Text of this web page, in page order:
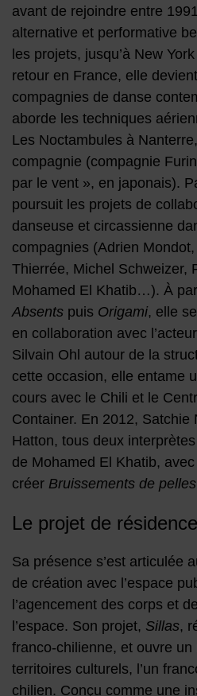
avant de rejoindre entre
alternative et performative
les projets, jusqu’à New
retour en France, elle
compagnies de danse
aborde les techniques
Les Noctambules à
compagnie (compagnie
par le vent », en japonais).
poursuit les projets de
danseuse et circassienne
compagnies (Adrien
Thierrée, Michel Schweizer,
Mohamed El Khatib…). À
Absents puis Origami, elle
en collaboration avec
Silvain Ohl autour de la
cette occasion, elle entame
cours avec le Chili et le
Container. En 2012, Satchie
Hatton, tous deux
de Mohamed El Khatib,
créer Bruissements de pelles
Le projet de
Sa présence s’est articulée
de création avec l’espace
l’agencement des corps et
l’espace. Son projet, Sillas,
franco-chilienne, et ouvre
territoires culturels, l’un
chilien. Conçu comme une